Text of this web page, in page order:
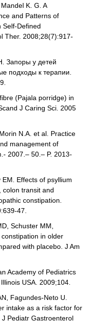
K. G. A
and Patterns of
Self-Defined
Ther. 2008;28(7):917-
Запоры у детей
подходы к терапии.
(Pajala porridge) in
J Caring Sci. 2005
N.A. et al. Practice
management of
2007.– 50.– P. 2013-
Effects of psyllium
colon transit and
constipation.
47.
Schuster MM,
in older
with placebo. J Am
Academy of Pediatrics
USA. 2009;104.
Fagundes-Neto U.
intake as a risk factor for
Pediatr Gastroenterol